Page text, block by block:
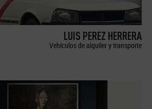
LUIS PEREZ HERRERA
Vehículos de alquiler y transporte